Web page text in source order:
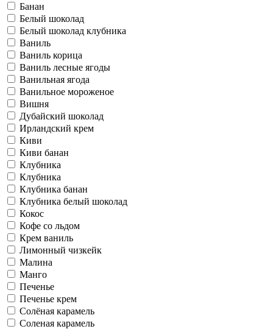
Банан
Белый шоколад
Белый шоколад клубника
Ваниль
Ваниль корица
Ваниль лесные ягоды
Ванильная ягода
Ванильное мороженое
Вишня
Дубайский шоколад
Ирландский крем
Киви
Киви банан
Клубника
Клубника
Клубника банан
Клубника белый шоколад
Кокос
Кофе со льдом
Крем ваниль
Лимонный чизкейк
Малина
Манго
Печенье
Печенье крем
Солёная карамель
Соленая карамель